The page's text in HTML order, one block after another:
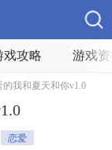
戏攻略 游戏
的我和夏天和你v1.0
恋爱